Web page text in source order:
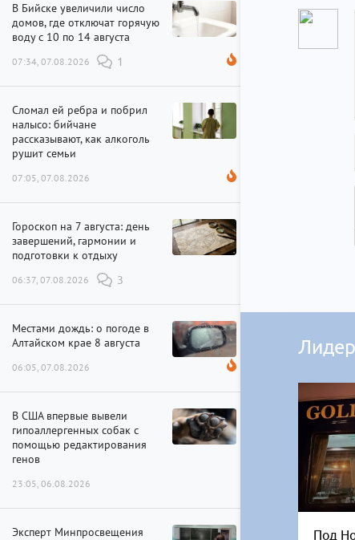
В Бийске увеличили число
домов, где отключат горячую
воду с 10 по 14 августа
07:34, 07.08.2026 1
Сломал ей ребра и побрил
налысо: бийчане
рассказывают, как алкоголь
рушит семьи
07:05, 07.08.2026
Гороскоп на 7 августа: день
завершений, гармонии и
подготовки к отдыху
06:37, 07.08.2026 3
Местами дождь: о погоде в
Алтайском крае 8 августа
06:05, 07.08.2026
В США впервые вывели
гипоаллергенных собак с
помощью редактирования
генов
23:05, 06.08.2026
Эксперт Минпросвещения
Под